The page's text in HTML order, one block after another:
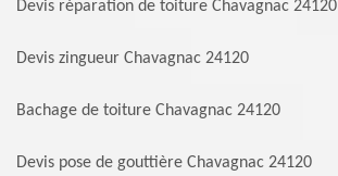
Devis réparation de toiture Chavagnac 24120
Devis zingueur Chavagnac 24120
Bachage de toiture Chavagnac 24120
Devis pose de gouttière Chavagnac 24120